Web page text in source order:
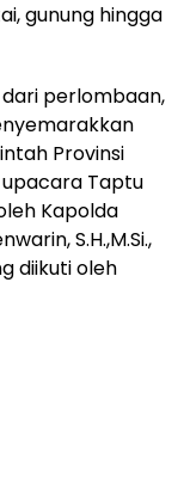
gunung hingga
perlombaan,
Provinsi
Taptu
Kapolda
S.H.,M.Si.,
diikuti oleh